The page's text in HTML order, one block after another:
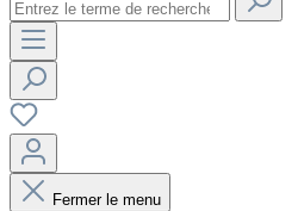
Fermer le menu